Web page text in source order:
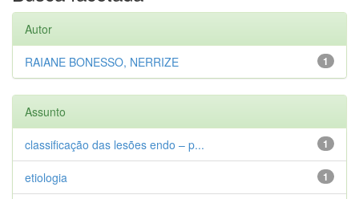
Autor
1
RAIANE BONESSO, NERRIZE
Assunto
1
classificação das lesões endo – p...
1
etiologia